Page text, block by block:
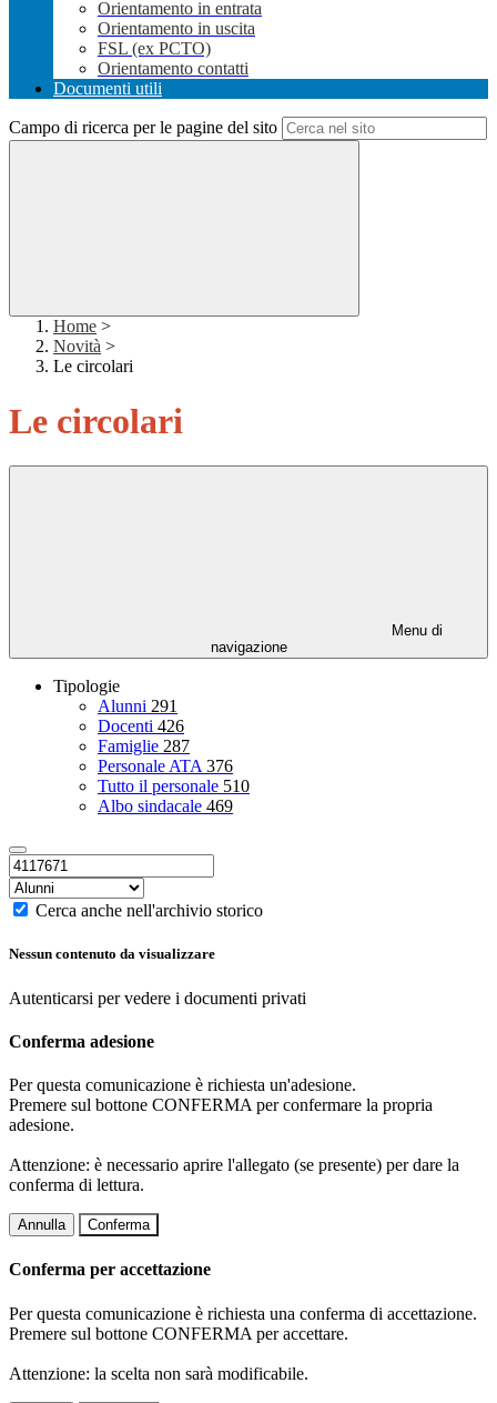
Orientamento in entrata
Orientamento in uscita
FSL (ex PCTO)
Orientamento contatti
Documenti utili
Campo di ricerca per le pagine del sito
Home >
Novità >
Le circolari
Le circolari
Menu di
navigazione
Tipologie
Alunni 291
Docenti 426
Famiglie 287
Personale ATA 376
Tutto il personale 510
Albo sindacale 469
Cerca anche nell'archivio storico
Nessun contenuto da visualizzare
Autenticarsi per vedere i documenti privati
Conferma adesione
Per questa comunicazione è richiesta un'adesione.
Premere sul bottone CONFERMA per confermare la propria
adesione.
Attenzione: è necessario aprire l'allegato (se presente) per dare la
conferma di lettura.
Annulla Conferma
Conferma per accettazione
Per questa comunicazione è richiesta una conferma di accettazione.
Premere sul bottone CONFERMA per accettare.
Attenzione: la scelta non sarà modificabile.